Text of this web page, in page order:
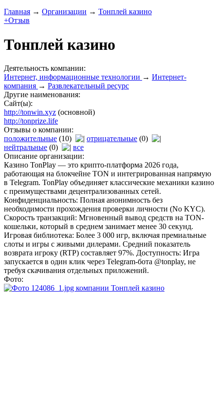
Главная → Организации → Тонплей казино
+Отзыв
Тонплей казино
Деятельность компании:
Интернет, информационные технологии → Интернет-
компания → Развлекательный ресурс
Другие наименования:
Сайт(ы):
http://tonwin.xyz (основной)
http://tonprize.life
Отзывы о компании:
положительные (10) отрицательные (0)
нейтральные (0)
все
Описание организации:
Казино TonPlay — это крипто-платформа 2026 года,
работающая на блокчейне TON и интегрированная напрямую
в Telegram. TonPlay объединяет классические механики казино
с преимуществами децентрализованных сетей.
Конфиденциальность: Полная анонимность без
необходимости прохождения проверки личности (No KYC).
Скорость транзакций: Мгновенный вывод средств на TON-
кошельки, который в среднем занимает менее 30 секунд.
Игровая библиотека: Более 3 000 игр, включая премиальные
слоты и игры с живыми дилерами. Средний показатель
возврата игроку (RTP) составляет 97%. Доступность: Игра
запускается в один клик через Telegram-бота @tonplay, не
требуя скачивания отдельных приложений.
Фото: